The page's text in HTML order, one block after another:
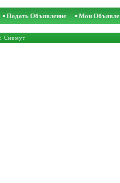
Подать Объявление Мои
: Снимут